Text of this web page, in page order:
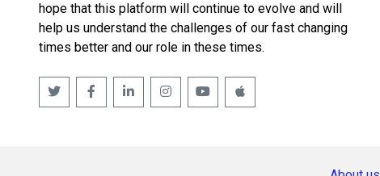
hope that this platform will continue to evolve and will
help us understand the challenges of our fast changing
times better and our role in these times.